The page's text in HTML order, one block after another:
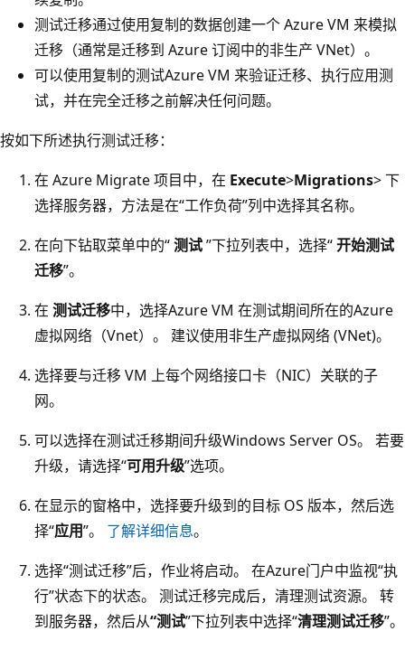
测试迁移通过使用复制的数据创建一个 Azure VM 来模拟
迁移（通常是迁移到 Azure 订阅中的非生产 VNet）。
可以使用复制的测试Azure VM 来验证迁移、执行应用测
试，并在完全迁移之前解决任何问题。
按如下所述执行测试迁移：
在 Azure Migrate 项目中，在 Execute>Migrations> 下
选择服务器，方法是在“工作负荷”列中选择其名称。
在向下钻取菜单中的“测试”下拉列表中，选择“开始测试
迁移”。
在 测试迁移中，选择Azure VM 在测试期间所在的Azure
虚拟网络（Vnet）。 建议使用非生产虚拟网络 (VNet)。
选择要与迁移 VM 上每个网络接口卡（NIC）关联的子
网。
可以选择在测试迁移期间升级Windows Server OS。 若要
升级，请选择“可用升级”选项。
在显示的窗格中，选择要升级到的目标 OS 版本，然后选
择“应用”。 了解详细信息。
选择“测试迁移”后，作业将启动。 在Azure门户中监视“执
行”状态下的状态。 测试迁移完成后，清理测试资源。 转
到服务器，然后从“测试”下拉列表中选择“清理测试迁移”。